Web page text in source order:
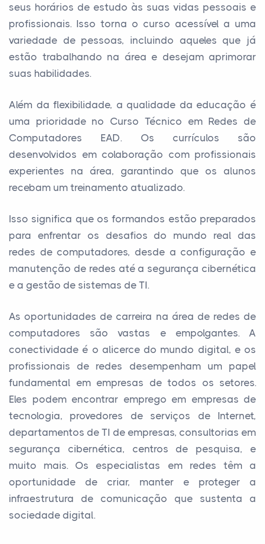
seus horários de estudo às suas vidas pessoais e
profissionais. Isso torna o curso acessível a uma
variedade de pessoas, incluindo aqueles que já
estão trabalhando na área e desejam aprimorar
suas habilidades.
Além da flexibilidade, a qualidade da educação é
uma prioridade no Curso Técnico em Redes de
Computadores EAD. Os currículos são
desenvolvidos em colaboração com profissionais
experientes na área, garantindo que os alunos
recebam um treinamento atualizado.
Isso significa que os formandos estão preparados
para enfrentar os desafios do mundo real das
redes de computadores, desde a configuração e
manutenção de redes até a segurança cibernética
e a gestão de sistemas de TI.
As oportunidades de carreira na área de redes de
computadores são vastas e empolgantes. A
conectividade é o alicerce do mundo digital, e os
profissionais de redes desempenham um papel
fundamental em empresas de todos os setores.
Eles podem encontrar emprego em empresas de
tecnologia, provedores de serviços de Internet,
departamentos de TI de empresas, consultorias em
segurança cibernética, centros de pesquisa, e
muito mais. Os especialistas em redes têm a
oportunidade de criar, manter e proteger a
infraestrutura de comunicação que sustenta a
sociedade digital.